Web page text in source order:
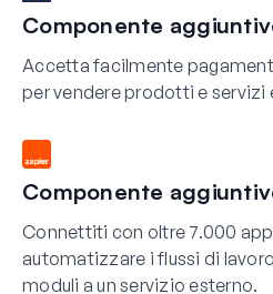
Componente
Accetta facilmente
per vendere prodotti e
Componente
Connettiti con oltre 7.000
automatizzare i flussi di
moduli a un servizio esterno.